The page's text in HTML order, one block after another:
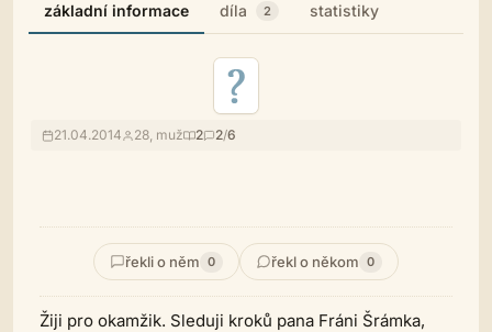
základní informace díla 2 statistiky
21.04.2014 28, muž 2 2/6
řekli o něm 0 řekl o někom 0
Žiji pro okamžik. Sleduji kroků pana Fráni Šrámka,